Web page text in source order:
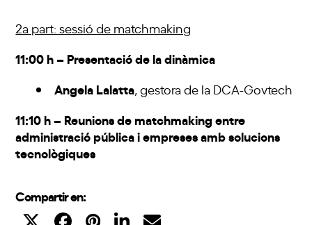
2a part: sessió de matchmaking
11:00 h – Presentació de la dinàmica
Angela Lalatta, gestora de la DCA-Govtech
11:10 h – Reunions de matchmaking entre
administració pública i empreses amb solucions
tecnològiques
Compartir en: